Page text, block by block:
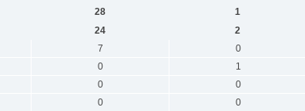
28 1
24 2
7 0
0 1
0 0
0 0